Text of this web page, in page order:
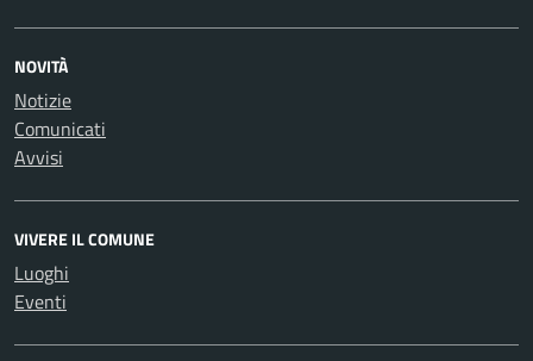
NOVITÀ
Notizie
Comunicati
Avvisi
VIVERE IL COMUNE
Luoghi
Eventi